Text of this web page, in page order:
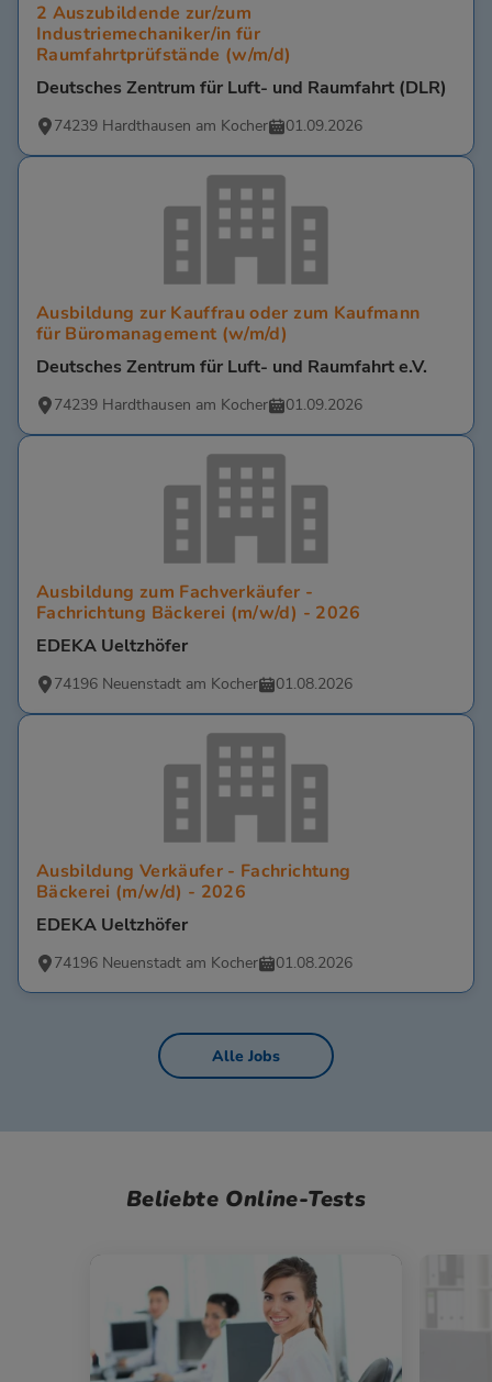
2 Auszubildende zur/zum
Industriemechaniker/in für
Raumfahrtprüfstände (w/m/d)
Deutsches Zentrum für Luft- und Raumfahrt (DLR)
74239 Hardthausen am Kocher 01.09.2026
Ausbildung zur Kauffrau oder zum Kaufmann
für Büromanagement (w/m/d)
Deutsches Zentrum für Luft- und Raumfahrt e.V.
74239 Hardthausen am Kocher 01.09.2026
Ausbildung zum Fachverkäufer -
Fachrichtung Bäckerei (m/w/d) - 2026
EDEKA Ueltzhöfer
74196 Neuenstadt am Kocher 01.08.2026
Ausbildung Verkäufer - Fachrichtung
Bäckerei (m/w/d) - 2026
EDEKA Ueltzhöfer
74196 Neuenstadt am Kocher 01.08.2026
Alle Jobs
Beliebte Online-Tests